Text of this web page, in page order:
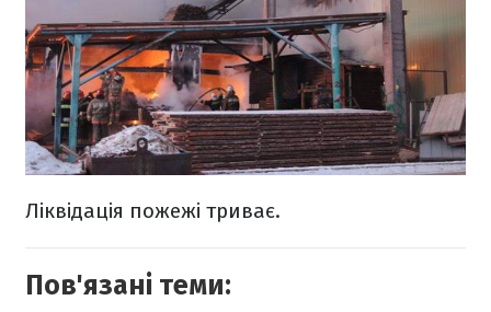
Ліквідація пожежі триває.
Пов'язані теми: